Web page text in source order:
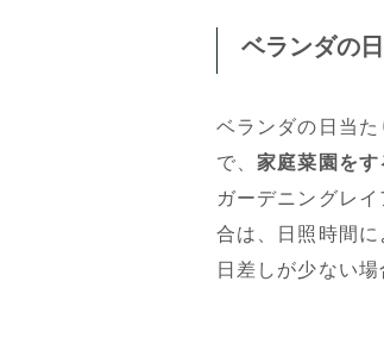
ベランダの
ベランダの日当
で、家庭菜園を
ガーデニングレ
合は、日照時間
日差しが少ない